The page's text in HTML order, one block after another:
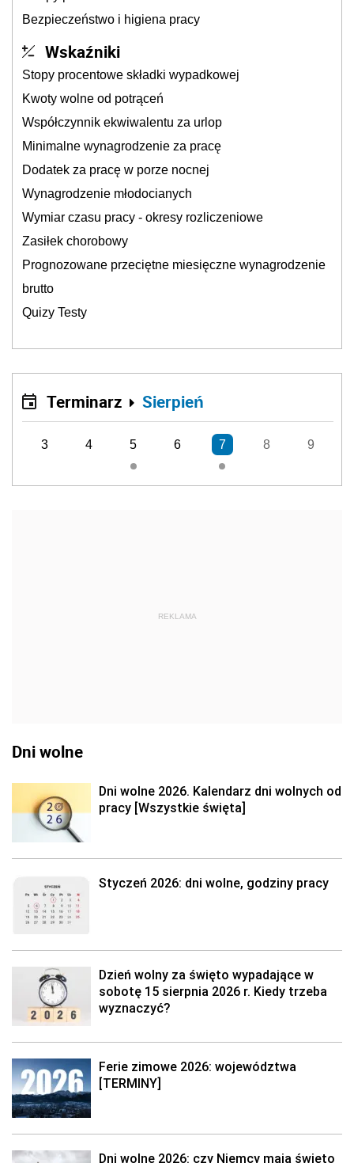
Bezpieczeństwo i higiena pracy
Wskaźniki
Stopy procentowe składki wypadkowej
Kwoty wolne od potrąceń
Współczynnik ekwiwalentu za urlop
Minimalne wynagrodzenie za pracę
Dodatek za pracę w porze nocnej
Wynagrodzenie młodocianych
Wymiar czasu pracy - okresy rozliczeniowe
Zasiłek chorobowy
Prognozowane przeciętne miesięczne wynagrodzenie
brutto
Quizy Testy
Terminarz Sierpień
3 4 5 6 7 8 9
REKLAMA
Dni wolne
Dni wolne 2026. Kalendarz dni wolnych od
pracy [Wszystkie święta]
Styczeń 2026: dni wolne, godziny pracy
Dzień wolny za święto wypadające w
sobotę 15 sierpnia 2026 r. Kiedy trzeba
wyznaczyć?
Ferie zimowe 2026: województwa
[TERMINY]
Dni wolne 2026: czy Niemcy mają święto